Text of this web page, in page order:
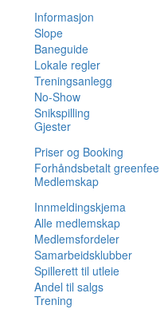
Informasjon
Slope
Baneguide
Lokale regler
Treningsanlegg
No-Show
Snikspilling
Gjester
Priser og Booking
Forhåndsbetalt greenfee
Medlemskap
Innmeldingskjema
Alle medlemskap
Medlemsfordeler
Samarbeidsklubber
Spillerett til utleie
Andel til salgs
Trening